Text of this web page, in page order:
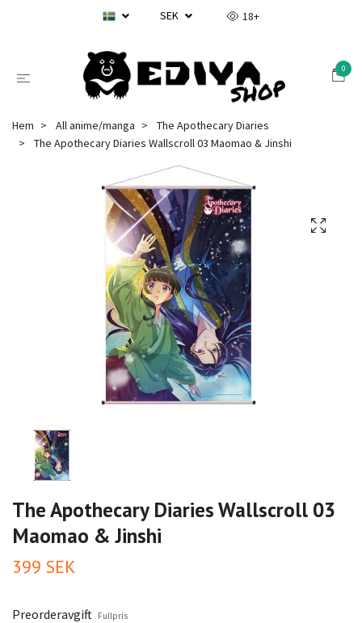
SEK 18+
0
Hem All anime/manga
The Apothecary Diaries
The Apothecary Diaries Wallscroll 03 Maomao & Jinshi
The Apothecary Diaries Wallscroll 03
Maomao & Jinshi
399 SEK
Preorderavgift Fullpris